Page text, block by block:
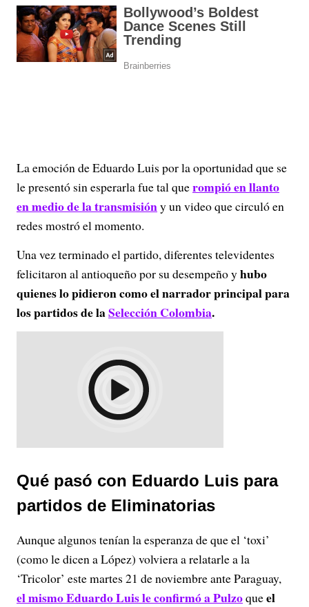
La emoción de Eduardo Luis por la oportunidad que se
le presentó sin esperarla fue tal querompió en llanto
en medio de la transmisióny un video que circuló en
redes mostró el momento.
Una vez terminado el partido, diferentes televidentes
felicitaron al antioqueño por su desempeño yhubo
quienes lo pidieron como el narrador principal para
los partidos de laSelección Colombia.
Qué pasó con Eduardo Luis para
partidos de Eliminatorias
Aunque algunos tenían la esperanza de que el ‘toxi’
(como le dicen a López) volviera a relatarle a la
‘Tricolor’ este martes 21 de noviembre ante Paraguay,
el mismo Eduardo Luis le confirmó a Pulzoqueel